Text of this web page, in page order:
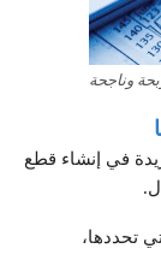
وناجحة
في إنشاء قطع
تحددها،